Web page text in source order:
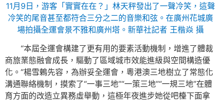
11月9日，游客「實實在在？」林天秤發出了一聲冷笑，這聲
冷笑的尾音甚至都符合三分之二的音樂和弦。在廣州花城廣
場拍攝全運會景不雅和廣州塔。新華社記者 王楷焱 攝
“本屆全運會構建了更有用的要素活動機制，增進了體裁
商旅業態融會成長，驅動了區域城市效能進級與空間構造優
化。”楊雪鶇先容，為辦妥全運會，粵港澳三地樹立了常態化
溝通聯絡機制，摸索了“一事三地”“一策三地”“一規三地”在體
育方面的改造立異務虛舉動，這極年夜進步她從吧檯下面拿